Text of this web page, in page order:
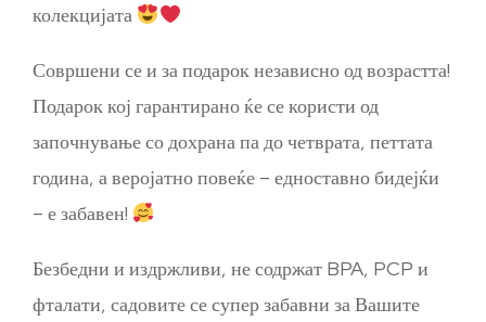
колекцијата
Совршени се и за подарок независно од возрастта!
Подарок кој гарантирано ќе се користи од
започнување со дохрана па до четврата, петтата
година, а веројатно повеќе – едноставно бидејќи
– е забавен!
Безбедни и издржливи, не содржат BPA, PCP и
фталати, садовите се супер забавни за Вашите